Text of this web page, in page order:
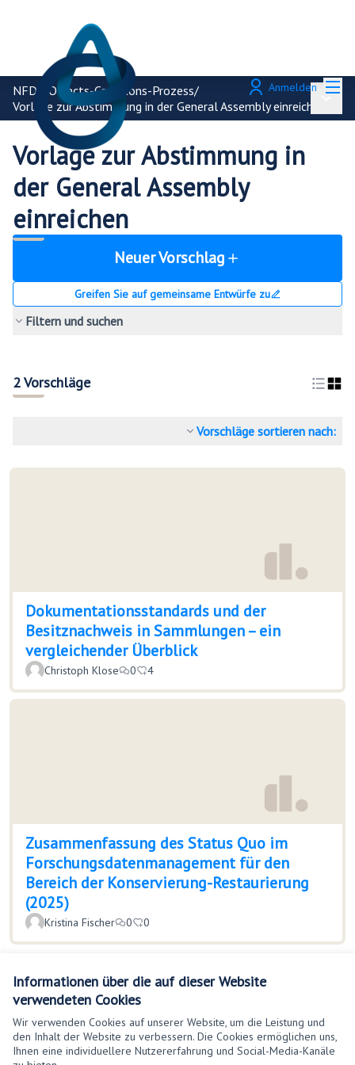
Informationen über die auf dieser Website
verwendeten Cookies
Wir verwenden Cookies auf unserer Website, um die Leistung und
den Inhalt der Website zu verbessern. Die Cookies ermöglichen uns,
Ihnen eine individuellere Nutzererfahrung und Social-Media-Kanäle
Anmelden
NFDI4Objects-Commons-Prozess/
Vorlage zur Abstimmung in der General Assembly einreichen
Vorlage zur Abstimmung in
der General Assembly
einreichen
Neuer Vorschlag
Greifen Sie auf gemeinsame Entwürfe zu
Filtern und suchen
2 Vorschläge
Vorschläge sortieren nach:
Dokumentationsstandards und der
Besitznachweis in Sammlungen – ein
vergleichender Überblick
Christoph Klose 0 4
Zusammenfassung des Status Quo im
Forschungsdatenmanagement für den
Bereich der Konservierung-Restaurierung
(2025)
Kristina Fischer 0 0
Sehen Sie sich alle zurückgezogenen Vorschläge an